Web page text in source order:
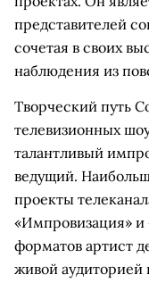
представителей
сочетая в своих
наблюдения из
Творческий путь
телевизионных
талантливый
ведущий.
проекты
«Импровизация» и
форматов артист
живой аудиторией